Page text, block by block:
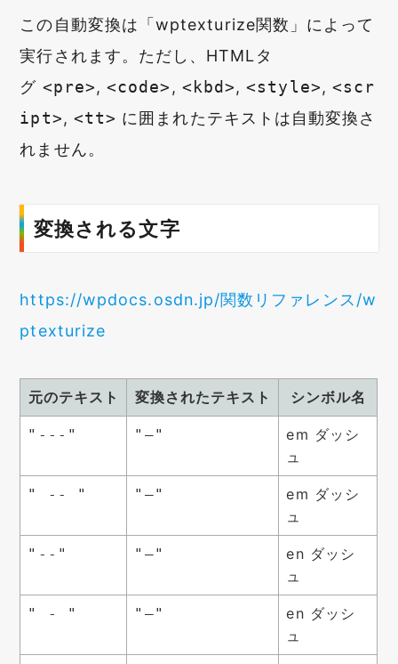
この自動変換は「wptexturize関数」によって
実行されます。ただし、HTMLタ
グ <pre>,<code>, <kbd>,<style>, <scr
ipt>, <tt> に囲まれたテキストは自動変換さ
れません。
変換される文字
https://wpdocs.osdn.jp/関数リファレンス/w
ptexturize
元のテキスト 変換されたテキスト シンボル名
"---" "—"
em ダッシ
ュ
" -- " "—"
em ダッシ
ュ
"--" "–"
en ダッシ
ュ
" - " "–"
en ダッシ
ュ